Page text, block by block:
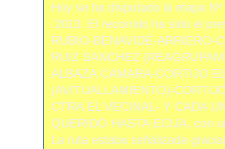
Hoy se ha disputado la etapa
2013. El recorrido ha sido el
RUBIO-BENAVIDE-ARRIERO-
RUIZ SANCHEZ
ALBAZA CAMARA-CORTIJO
(AVITUALLAMIENTO)-
CTRA EL VECINAL- Y CADA
QUERIDO HASTA ECIJA, con
La ruta estaba señalizada